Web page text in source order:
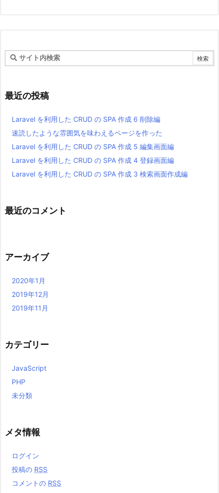
最近の投稿
Laravel を利用した CRUD の SPA 作成 6 削除編
速読したような雰囲気を味わえるページを作った
Laravel を利用した CRUD の SPA 作成 5 編集画面編
Laravel を利用した CRUD の SPA 作成 4 登録画面編
Laravel を利用した CRUD の SPA 作成 3 検索画面作成編
最近のコメント
アーカイブ
2020年1月
2019年12月
2019年11月
カテゴリー
JavaScript
PHP
未分類
メタ情報
ログイン
投稿の RSS
コメントの RSS